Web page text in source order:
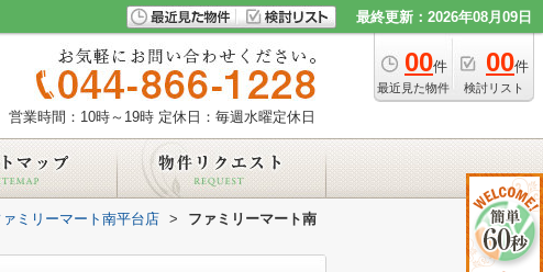
最終更新：2026年08月09日
00件
最近見た物件
00件
検討リスト
営業時間：10時～19時 定休日：毎週水曜定休日
ァミリーマート南平台店 >
ファミリーマート南